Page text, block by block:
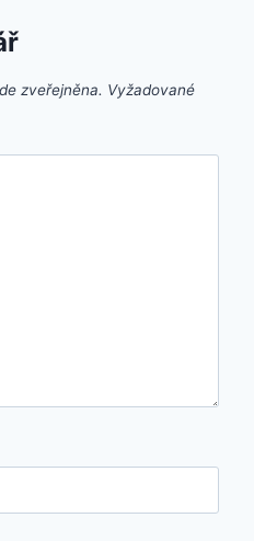
zveřejněna. Vyžadované